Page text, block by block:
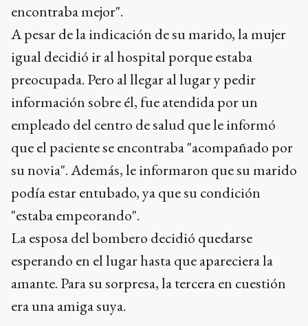
encontraba mejor".
A pesar de la indicación de su marido, la mujer
igual decidió ir al hospital porque estaba
preocupada. Pero al llegar al lugar y pedir
información sobre él, fue atendida por un
empleado del centro de salud que le informó
que el paciente se encontraba "acompañado por
su novia". Además, le informaron que su marido
podía estar entubado, ya que su condición
"estaba empeorando".
La esposa del bombero decidió quedarse
esperando en el lugar hasta que apareciera la
amante. Para su sorpresa, la tercera en cuestión
era una amiga suya.